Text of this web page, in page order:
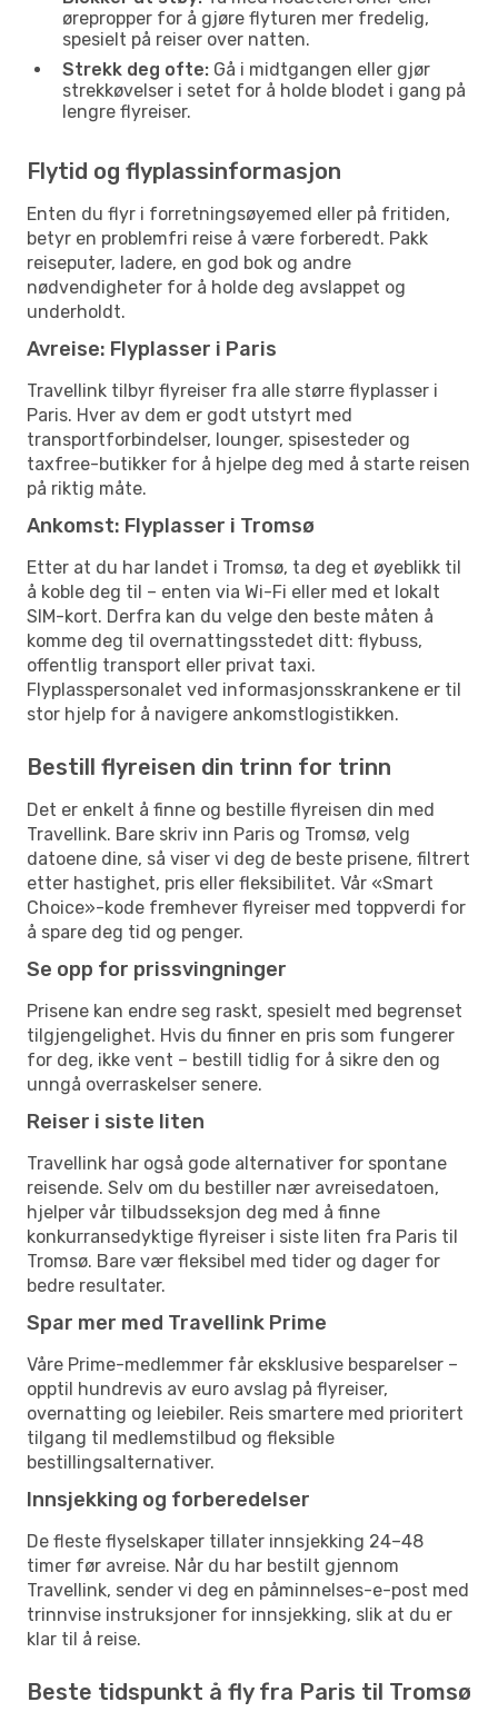
ørepropper for å gjøre flyturen mer fredelig,
spesielt på reiser over natten.
Strekk deg ofte: Gå i midtgangen eller gjør
strekkøvelser i setet for å holde blodet i gang på
lengre flyreiser.
Flytid og flyplassinformasjon
Enten du flyr i forretningsøyemed eller på fritiden,
betyr en problemfri reise å være forberedt. Pakk
reiseputer, ladere, en god bok og andre
nødvendigheter for å holde deg avslappet og
underholdt.
Avreise: Flyplasser i Paris
Travellink tilbyr flyreiser fra alle større flyplasser i
Paris. Hver av dem er godt utstyrt med
transportforbindelser, lounger, spisesteder og
taxfree-butikker for å hjelpe deg med å starte reisen
på riktig måte.
Ankomst: Flyplasser i Tromsø
Etter at du har landet i Tromsø, ta deg et øyeblikk til
å koble deg til – enten via Wi-Fi eller med et lokalt
SIM-kort. Derfra kan du velge den beste måten å
komme deg til overnattingsstedet ditt: flybuss,
offentlig transport eller privat taxi.
Flyplasspersonalet ved informasjonsskrankene er til
stor hjelp for å navigere ankomstlogistikken.
Bestill flyreisen din trinn for trinn
Det er enkelt å finne og bestille flyreisen din med
Travellink. Bare skriv inn Paris og Tromsø, velg
datoene dine, så viser vi deg de beste prisene, filtrert
etter hastighet, pris eller fleksibilitet. Vår «Smart
Choice»-kode fremhever flyreiser med toppverdi for
å spare deg tid og penger.
Se opp for prissvingninger
Prisene kan endre seg raskt, spesielt med begrenset
tilgjengelighet. Hvis du finner en pris som fungerer
for deg, ikke vent – bestill tidlig for å sikre den og
unngå overraskelser senere.
Reiser i siste liten
Travellink har også gode alternativer for spontane
reisende. Selv om du bestiller nær avreisedatoen,
hjelper vår tilbudsseksjon deg med å finne
konkurransedyktige flyreiser i siste liten fra Paris til
Tromsø. Bare vær fleksibel med tider og dager for
bedre resultater.
Spar mer med Travellink Prime
Våre Prime-medlemmer får eksklusive besparelser –
opptil hundrevis av euro avslag på flyreiser,
overnatting og leiebiler. Reis smartere med prioritert
tilgang til medlemstilbud og fleksible
bestillingsalternativer.
Innsjekking og forberedelser
De fleste flyselskaper tillater innsjekking 24–48
timer før avreise. Når du har bestilt gjennom
Travellink, sender vi deg en påminnelses-e-post med
trinnvise instruksjoner for innsjekking, slik at du er
klar til å reise.
Beste tidspunkt å fly fra Paris til Tromsø